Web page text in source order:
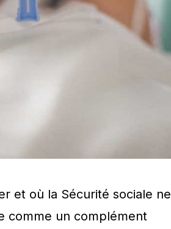
et où la Sécurité sociale ne
comme un complément